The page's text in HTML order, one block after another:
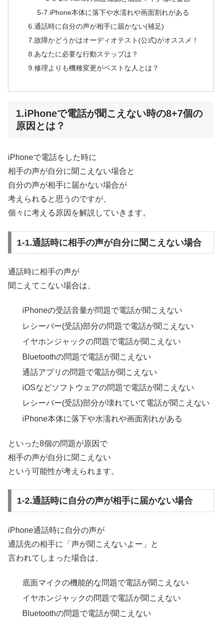
5-7.iPhone本体に落下や水濡れや画面割れがある
6.通話時に自分の声が相手に届かない(補足)
7.故障かどうかはオーディオテスト(公式)がオススメ！
8.あなたに必要な行動ステップは？
9.修理よりも機種変更がベストな人とは？
1.iPhoneで電話が聞こえない時の8+7個の
原因とは？
iPhoneで電話をした時に
相手の声が自分に聞こえない場合と
自分の声が相手に届かない場合が
考えられると思うのですが、
個々に考える原因を解説していきます。
1-1.通話時に相手の声が自分に聞こえない場合
通話時に相手の声が
聞こえてこない場合は、
iPhoneの受話音量が問題で電話が聞こえない
レシーバー(受話)部分の問題で電話が聞こえない
イヤホンジャックの問題で電話が聞こえない
Bluetoothの問題で電話が聞こえない
通話アプリの問題で電話が聞こえない
iOSなどソフトウェアの問題で電話が聞こえない
レシーバー(受話)部分が壊れていて電話が聞こえない
iPhone本体に落下や水濡れや画面割れがある
といった8個の問題が原因で
相手の声が自分に聞こえない
という可能性が考えられます。
1-2.通話時に自分の声が相手に届かない場合
iPhone通話時に自分の声が
通話先の相手に「声が聞こえないよー」と
言われてしまった場合は、
底面マイクの機能的な問題で電話が聞こえない
イヤホンジャックの問題で電話が聞こえない
Bluetoothの問題で電話が聞こえない